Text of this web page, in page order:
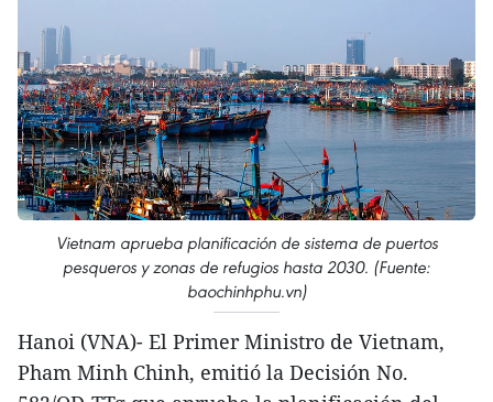
Vietnam aprueba planificación de sistema de puertos
pesqueros y zonas de refugios hasta 2030. (Fuente:
baochinhphu.vn)
Hanoi (VNA)- El Primer Ministro de Vietnam,
Pham Minh Chinh, emitió la Decisión No.